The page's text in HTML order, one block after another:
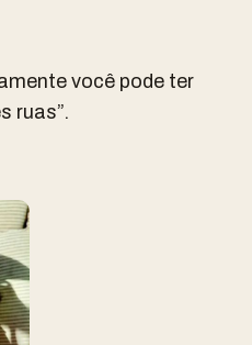
você pode ter
ruas”.